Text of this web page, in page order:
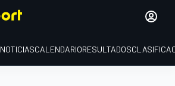
NOTICIASCALENDARIORESULTADOS